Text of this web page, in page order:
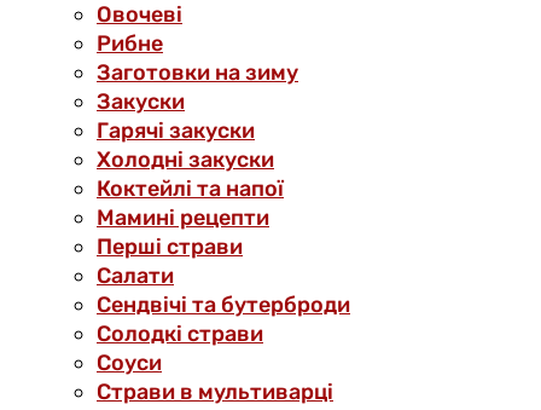
Овочеві
Рибне
Заготовки на зиму
Закуски
Гарячі закуски
Холодні закуски
Коктейлі та напої
Мамині рецепти
Перші страви
Салати
Сендвічі та бутерброди
Солодкі страви
Соуси
Страви в мультиварці